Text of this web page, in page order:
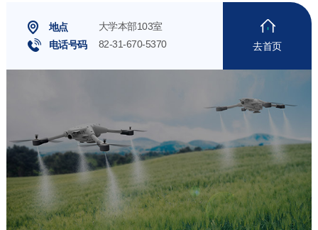
地点
大学本部103室
电话号码
82-31-670-5370 去首页